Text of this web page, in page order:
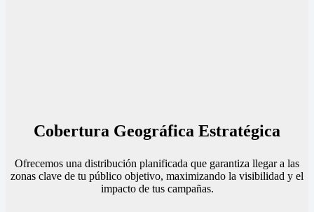
Cobertura Geográfica Estratégica
Ofrecemos una distribución planificada que garantiza llegar a las
zonas clave de tu público objetivo, maximizando la visibilidad y el
impacto de tus campañas.